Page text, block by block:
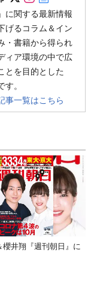
に関する最新情報
げるコラム＆イン
・書籍から得られ
ィア環境の中で広
とを目的とした
。
事一覧はこちら
櫻井翔『週刊朝日』に